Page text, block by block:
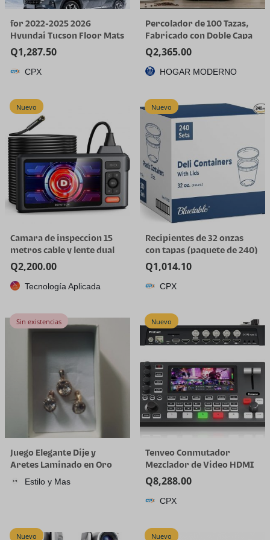
for 2022-2025 2026
Hyundai Tucson Floor Mats
(Gas Models Only) | All-
Weather TPE Car Mats &
Cargo Liner, Custom Fit for
Q1,287.50
CPX
Percolador de 100 Tazas,
Fabricado con Doble Capa
de Acero Inoxidable
Q2,365.00
HOGAR MODERNO
Nuevo
Camara de inspeccion 15
metros cable y lente dual
Q2,200.00
Tecnología Aplicada
Nuevo
Recipientes de 32 onzas
con tapas (paquete de 240)
a granel – Recipiente de
plástico de cuarto de galón
con tapa, desechable, 32
alimentos, recipiente alto
Q1,014.10
CPX
Sin existencias
Juego Elegante Dije y
Aretes Laminado en Oro
Estilo y Mas
Nuevo
Tenveo Conmutador
Mezclador de Video HDMI
4K60FPS, 4*SDI & 4*HDMI
Entrada, Conmutador de
Transmisión en Vivo de 5
1080P60FPS, Grabación de
Q8,288.00
CPX
Nuevo Nuevo